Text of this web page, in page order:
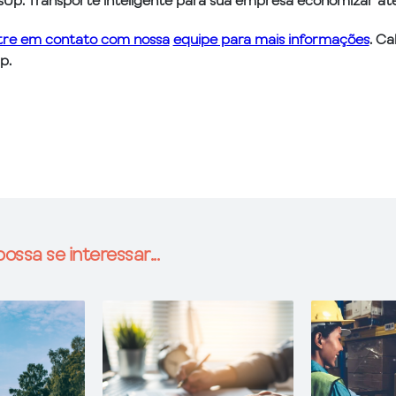
em contato com nossa equipe para mais informações.
se interessar...